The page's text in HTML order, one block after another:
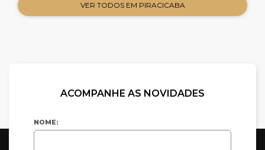
VER TODOS EM PIRACICABA
ACOMPANHE AS NOVIDADES
NOME: